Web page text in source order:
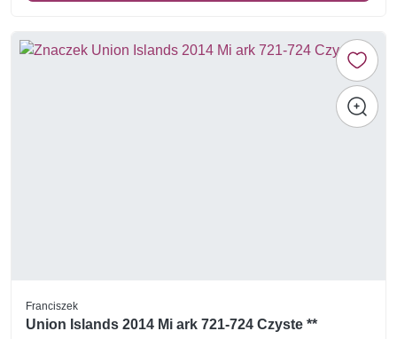
Franciszek
Union Islands 2014 Mi ark 721-724 Czyste **